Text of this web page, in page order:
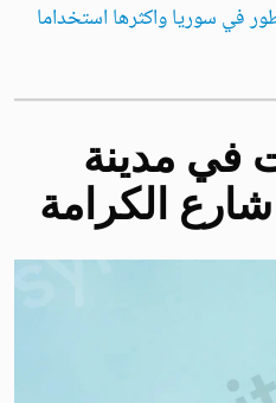
العطور في سوريا واكثرها استخداما
في مدينة
الكرامة